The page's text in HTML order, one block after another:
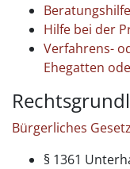
Hilfe bei der
Verfahrens-
Ehegatten
Bürgerliches
§ 1361